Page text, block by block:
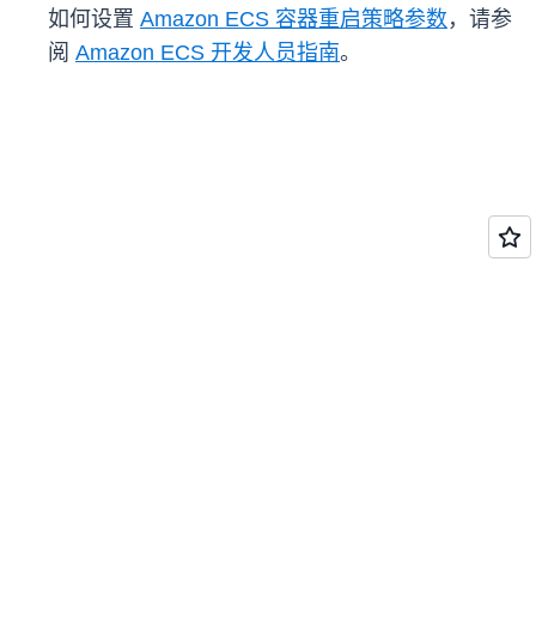
如何设置 Amazon ECS 容器重启策略参数 ，请参
阅 Amazon ECS 开发人员指南。